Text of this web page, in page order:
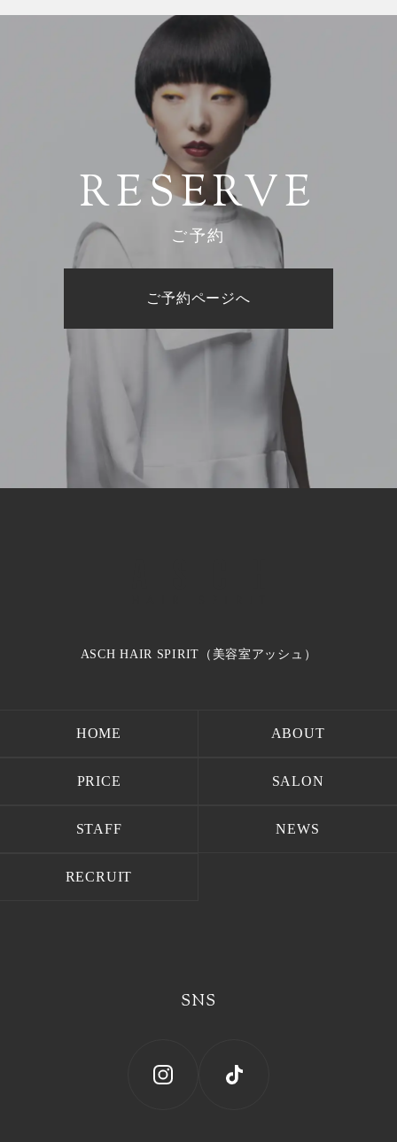
RESERVE
ご予約
ご予約ページへ
ASCH HAIR SPIRIT（美容室アッシュ）
HOME
ABOUT
PRICE
SALON
STAFF
NEWS
RECRUIT
SNS